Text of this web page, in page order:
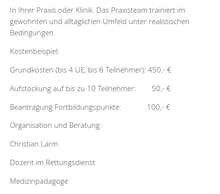
In Ihrer Praxis oder Klinik. Das Praxisteam trainiert im
gewohnten und alltäglichen Umfeld unter realistischen
Bedingungen.
Kostenbeispiel:
Grundkosten (bis 4 UE, bis 6 Teilnehmer): 450,- €
Aufstockung auf bis zu 10 Teilnehmer: 50,- €
Beantragung Fortbildungspunkte: 100,- €
Organisation und Beratung:
Christian Lärm
Dozent im Rettungsdienst
Medizinpädagoge